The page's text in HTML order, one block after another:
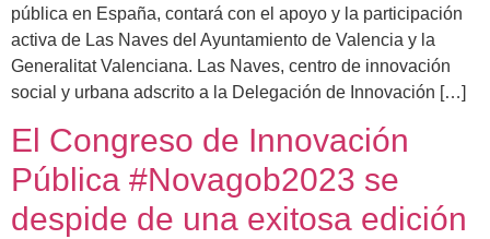
pública en España, contará con el apoyo y la participación
activa de Las Naves del Ayuntamiento de Valencia y la
Generalitat Valenciana. Las Naves, centro de innovación
social y urbana adscrito a la Delegación de Innovación […]
El Congreso de Innovación
Pública #Novagob2023 se
despide de una exitosa edición